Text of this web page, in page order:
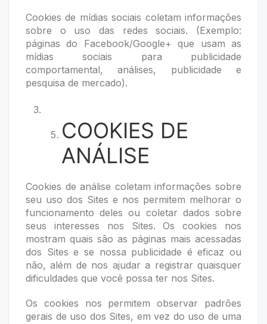
Cookies de mídias sociais coletam informações
sobre o uso das redes sociais. (Exemplo:
páginas do Facebook/Google+ que usam as
mídias sociais para publicidade
comportamental, análises, publicidade e
pesquisa de mercado).
COOKIES DE
ANÁLISE
Cookies de análise coletam informações sobre
seu uso dos Sites e nos permitem melhorar o
funcionamento deles ou coletar dados sobre
seus interesses nos Sites. Os cookies nos
mostram quais são as páginas mais acessadas
dos Sites e se nossa publicidade é eficaz ou
não, além de nos ajudar a registrar quaisquer
dificuldades que você possa ter nos Sites.
Os cookies nos permitem observar padrões
gerais de uso dos Sites, em vez do uso de uma